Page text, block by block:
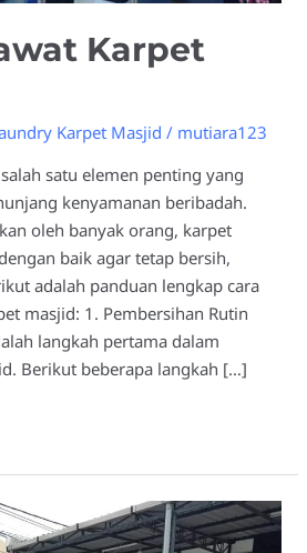
Karpet
Karpet Masjid / mutiara123
satu elemen penting yang
kenyamanan beribadah.
oleh banyak orang, karpet
baik agar tetap bersih,
adalah panduan lengkap cara
masjid: 1. Pembersihan Rutin
langkah pertama dalam
Berikut beberapa langkah […]